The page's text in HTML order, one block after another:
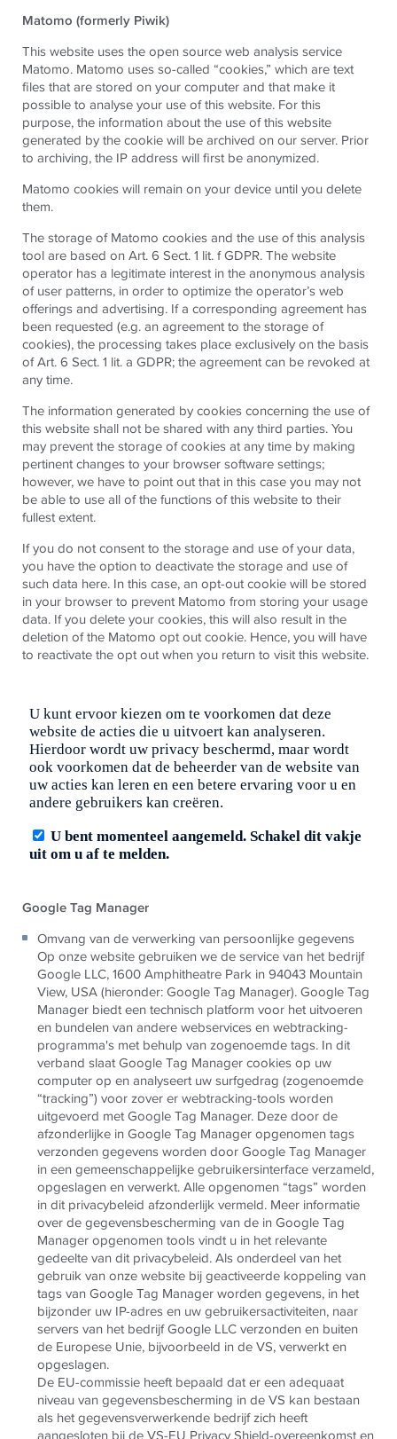
Matomo (formerly Piwik)
This website uses the open source web analysis service
Matomo. Matomo uses so-called “cookies,” which are text
files that are stored on your computer and that make it
possible to analyse your use of this website. For this
purpose, the information about the use of this website
generated by the cookie will be archived on our server. Prior
to archiving, the IP address will first be anonymized.
Matomo cookies will remain on your device until you delete
them.
The storage of Matomo cookies and the use of this analysis
tool are based on Art. 6 Sect. 1 lit. f GDPR. The website
operator has a legitimate interest in the anonymous analysis
of user patterns, in order to optimize the operator’s web
offerings and advertising. If a corresponding agreement has
been requested (e.g. an agreement to the storage of
cookies), the processing takes place exclusively on the basis
of Art. 6 Sect. 1 lit. a GDPR; the agreement can be revoked at
any time.
The information generated by cookies concerning the use of
this website shall not be shared with any third parties. You
may prevent the storage of cookies at any time by making
pertinent changes to your browser software settings;
however, we have to point out that in this case you may not
be able to use all of the functions of this website to their
fullest extent.
If you do not consent to the storage and use of your data,
you have the option to deactivate the storage and use of
such data here. In this case, an opt-out cookie will be stored
in your browser to prevent Matomo from storing your usage
data. If you delete your cookies, this will also result in the
deletion of the Matomo opt out cookie. Hence, you will have
to reactivate the opt out when you return to visit this website.
Google Tag Manager
Omvang van de verwerking van persoonlijke gegevens
Op onze website gebruiken we de service van het bedrijf
Google LLC, 1600 Amphitheatre Park in 94043 Mountain
View, USA (hieronder: Google Tag Manager). Google Tag
Manager biedt een technisch platform voor het uitvoeren
en bundelen van andere webservices en webtracking-
programma's met behulp van zogenoemde tags. In dit
verband slaat Google Tag Manager cookies op uw
computer op en analyseert uw surfgedrag (zogenoemde
“tracking”) voor zover er webtracking-tools worden
uitgevoerd met Google Tag Manager. Deze door de
afzonderlijke in Google Tag Manager opgenomen tags
verzonden gegevens worden door Google Tag Manager
in een gemeenschappelijke gebruikersinterface verzameld,
opgeslagen en verwerkt. Alle opgenomen “tags” worden
in dit privacybeleid afzonderlijk vermeld. Meer informatie
over de gegevensbescherming van de in Google Tag
Manager opgenomen tools vindt u in het relevante
gedeelte van dit privacybeleid. Als onderdeel van het
gebruik van onze website bij geactiveerde koppeling van
tags van Google Tag Manager worden gegevens, in het
bijzonder uw IP-adres en uw gebruikersactiviteiten, naar
servers van het bedrijf Google LLC verzonden en buiten
de Europese Unie, bijvoorbeeld in de VS, verwerkt en
opgeslagen.
De EU-commissie heeft bepaald dat er een adequaat
niveau van gegevensbescherming in de VS kan bestaan
als het gegevensverwerkende bedrijf zich heeft
aangesloten bij de VS-EU Privacy Shield-overeenkomst en